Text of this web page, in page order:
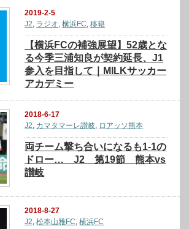
2019-2-5
J2, ラジオ,横浜FC,移籍
【横浜FCの補強展望】52歳とな
る今季三浦知良が契約延長、J1
参入を目指して｜MILKサッカー
アカデミー
2018-6-17
J2, カマタマーレ讃岐, ロアッソ熊本
両チーム撃ち合いになるも1-1の
ドロー… J2 第19節 熊本vs
讃岐
2018-8-27
J2 ,松本山雅FC ,横浜FC